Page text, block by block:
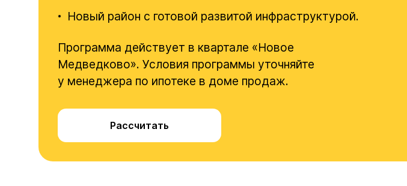
Новый район с готовой развитой инфраструктурой.
Программа действует в квартале «Новое
Медведково». Условия программы уточняйте
у менеджера по ипотеке в доме продаж.
Рассчитать